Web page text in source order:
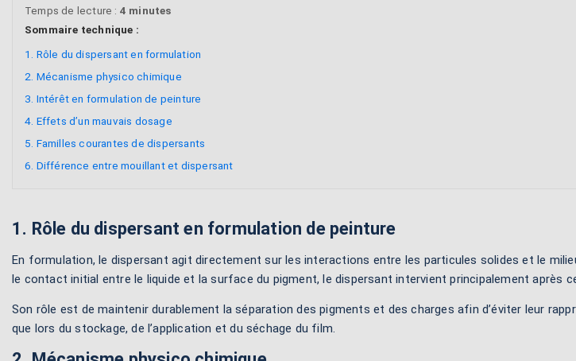
Temps de lecture : 4 minutes
Sommaire technique :
1. Rôle du dispersant en formulation
2. Mécanisme physico chimique
3. Intérêt en formulation de peinture
4. Effets d’un mauvais dosage
5. Familles courantes de dispersants
6. Différence entre mouillant et dispersant
1. Rôle du dispersant en formulation de peinture
En formulation, le dispersant agit directement sur les interactions entre les particules solides et le
le contact initial entre le liquide et la surface du pigment, le dispersant intervient principalement après
Son rôle est de maintenir durablement la séparation des pigments et des charges afin d’éviter leur
que lors du stockage, de l’application et du séchage du film.